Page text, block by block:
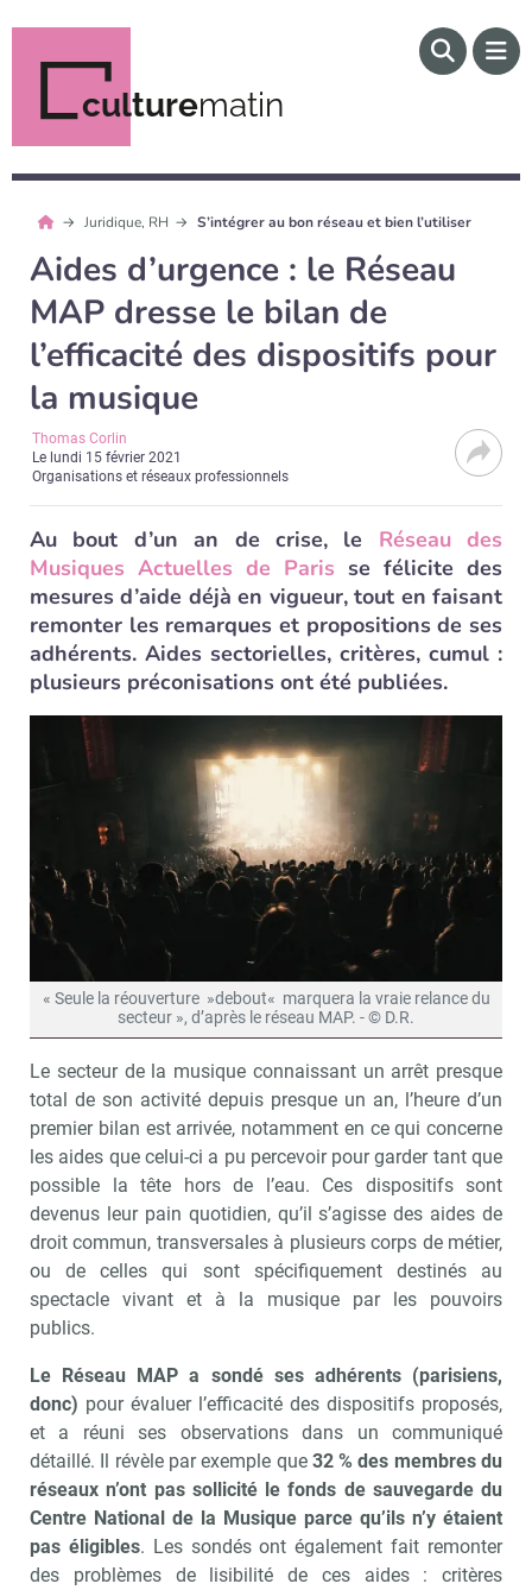
culturematin
Juridique, RH S’intégrer au bon réseau et bien l’utiliser
Aides d’urgence : le Réseau
MAP dresse le bilan de
l’efficacité des dispositifs pour
la musique
Thomas Corlin
Le lundi 15 février 2021
Organisations et réseaux professionnels
Au bout d’un an de crise, le Réseau des
Musiques Actuelles de Paris se félicite des
mesures d’aide déjà en vigueur, tout en faisant
remonter les remarques et propositions de ses
adhérents. Aides sectorielles, critères, cumul :
plusieurs préconisations ont été publiées.
« Seule la réouverture »debout« marquera la vraie relance du
secteur », d’après le réseau MAP. - © D.R.
Le secteur de la musique connaissant un arrêt presque
total de son activité depuis presque un an, l’heure d’un
premier bilan est arrivée, notamment en ce qui concerne
les aides que celui-ci a pu percevoir pour garder tant que
possible la tête hors de l’eau. Ces dispositifs sont
devenus leur pain quotidien, qu’il s’agisse des aides de
droit commun, transversales à plusieurs corps de métier,
ou de celles qui sont spécifiquement destinés au
spectacle vivant et à la musique par les pouvoirs
publics.
Le Réseau MAP a sondé ses adhérents (parisiens,
donc) pour évaluer l’efficacité des dispositifs proposés,
et a réuni ses observations dans un communiqué
détaillé. Il révèle par exemple que 32 % des membres du
réseaux n’ont pas sollicité le fonds de sauvegarde du
Centre National de la Musique parce qu’ils n’y étaient
pas éligibles. Les sondés ont également fait remonter
des problèmes de lisibilité de ces aides : critères